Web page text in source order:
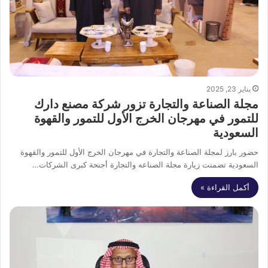
يناير 23, 2025
مجلة الصناعة والتجارة تزور شركة مصنع دارك
للتمور في مهرجان الخرج الأول للتمور والقهوة
السعودية
حضور بارز لمجلة الصناعة والتجارة في مهرجان الخرج الأول للتمور والقهوة
السعودية تضمنت زيارة مجلة الصناعه والتجارة أجنحة كبرى الشركات…
أكمل القراءة »